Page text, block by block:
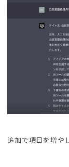
追加で項目を増や